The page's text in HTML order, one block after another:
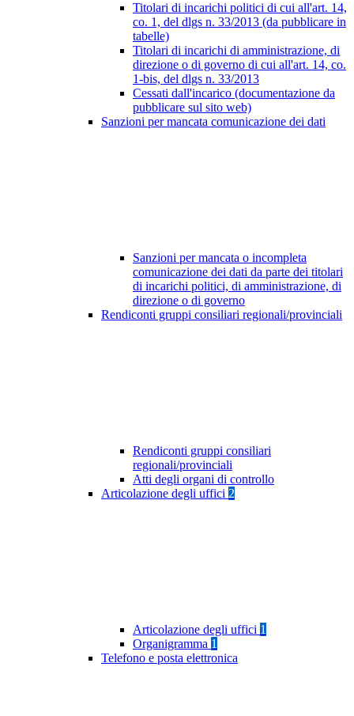
Titolari di incarichi politici di cui all'art. 14,
co. 1, del dlgs n. 33/2013 (da pubblicare in
tabelle)
Titolari di incarichi di amministrazione, di
direzione o di governo di cui all'art. 14, co.
1-bis, del dlgs n. 33/2013
Cessati dall'incarico (documentazione da
pubblicare sul sito web)
Sanzioni per mancata comunicazione dei dati
Sanzioni per mancata o incompleta
comunicazione dei dati da parte dei titolari
di incarichi politici, di amministrazione, di
direzione o di governo
Rendiconti gruppi consiliari regionali/provinciali
Rendiconti gruppi consiliari
regionali/provinciali
Atti degli organi di controllo
Articolazione degli uffici 2
Articolazione degli uffici 1
Organigramma 1
Telefono e posta elettronica